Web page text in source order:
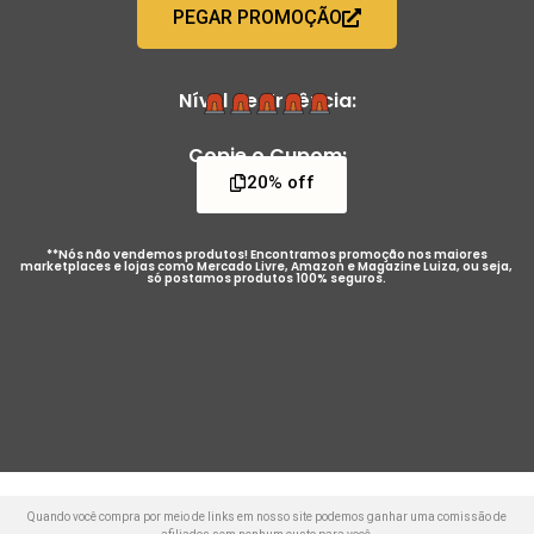
PEGAR PROMOÇÃO
Nível de Urgência:
Copie o Cupom:
20% off
**Nós não vendemos produtos! Encontramos promoção nos maiores
marketplaces e lojas como Mercado Livre, Amazon e Magazine Luiza, ou seja,
só postamos produtos 100% seguros.
Quando você compra por meio de links em nosso site podemos ganhar uma comissão de